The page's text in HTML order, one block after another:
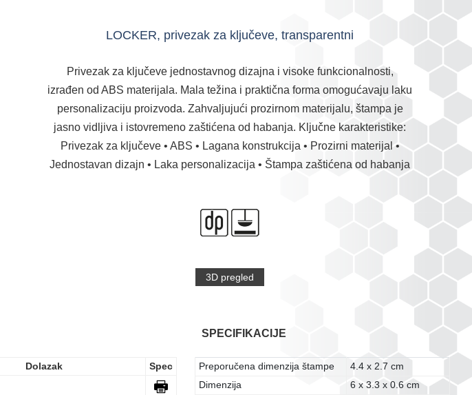
LOCKER, privezak za ključeve, transparentni
Privezak za ključeve jednostavnog dizajna i visoke funkcionalnosti,
izrađen od ABS materijala. Mala težina i praktična forma omogućavaju laku
personalizaciju proizvoda. Zahvaljujući prozirnom materijalu, štampa je
jasno vidljiva i istovremeno zaštićena od habanja. Ključne karakteristike:
Privezak za ključeve • ABS • Lagana konstrukcija • Prozirni materijal •
Jednostavan dizajn • Laka personalizacija • Štampa zaštićena od habanja
3D pregled
Dolazak
Spec
SPECIFIKACIJE
Preporučena dimenzija štampe
4.4 x 2.7 cm
Dimenzija
6 x 3.3 x 0.6 cm